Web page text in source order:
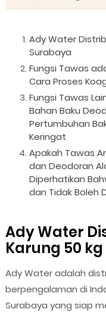
Ady Water
Surabaya
Fungsi Tawas
Cara Proses
Fungsi Tawas
Bahan Baku
Pertumbuhan
Keringat
Apakah Tawas
dan Deodoran
Diperhatikan
dan Tidak Boleh
Ady Water
Karung 50
Ady Water adalah
berpengalaman di
Surabaya yang siap